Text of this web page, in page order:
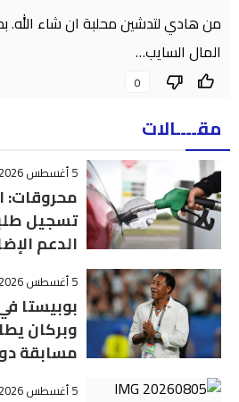
من هادي لتدشين محلبة ان شاء الله.
المال السايب…
0
مقــــالات
5 أغسطس 2026 - 22:39
محروقات:
تسجيل
الدعم
5 أغسطس 2026 - 20:52
بوبيستا
وبركان
مسابقة
5 أغسطس 2026 - 18:31